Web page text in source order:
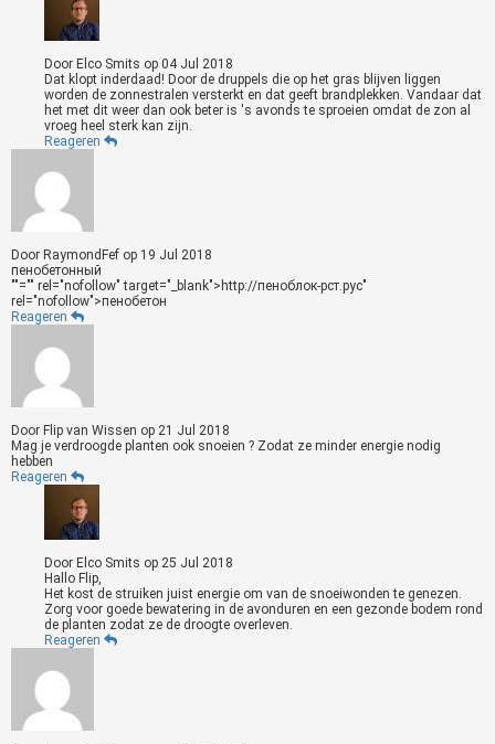
Door Elco Smits op 04 Jul 2018
Dat klopt inderdaad! Door de druppels die op het gras blijven liggen
worden de zonnestralen versterkt en dat geeft brandplekken. Vandaar dat
het met dit weer dan ook beter is 's avonds te sproeien omdat de zon al
vroeg heel sterk kan zijn.
Reageren
Door RaymondFef op 19 Jul 2018
""="" rel="nofollow" target="_blank">http://пеноблок-рст.рус"
rel="nofollow">пенобетон
Reageren
Door Flip van Wissen op 21 Jul 2018
Mag je verdroogde planten ook snoeien ? Zodat ze minder energie nodig
hebben
Reageren
Door Elco Smits op 25 Jul 2018
Hallo Flip,
Het kost de struiken juist energie om van de snoeiwonden te genezen.
Zorg voor goede bewatering in de avonduren en een gezonde bodem rond
de planten zodat ze de droogte overleven.
Reageren